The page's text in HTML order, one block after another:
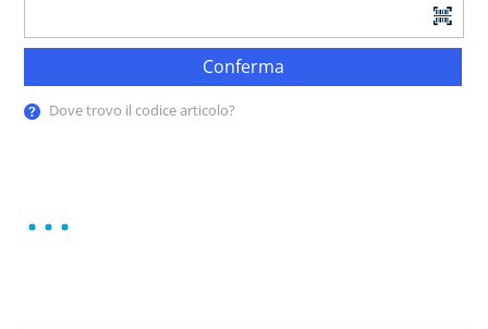
Conferma
Dove trovo il codice articolo?